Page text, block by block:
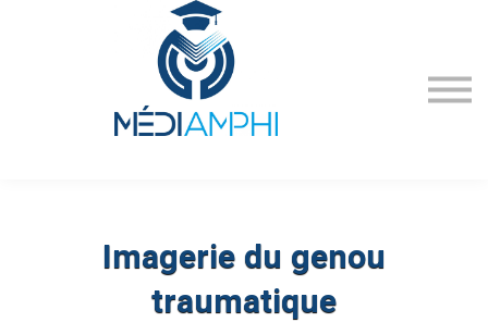
PUBLICATIONS
CONFÉRENCES
INSCRIPTIONS
Imagerie du genou
traumatique